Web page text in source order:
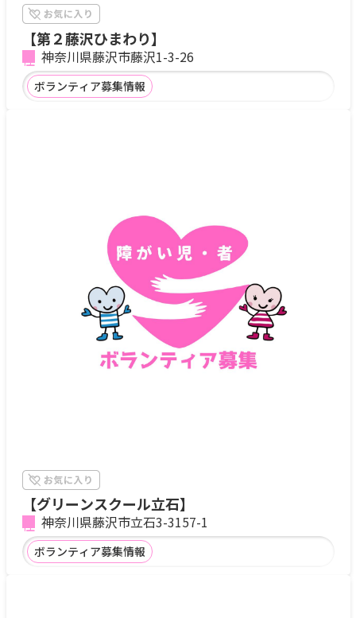
【第２藤沢ひまわり】
神奈川県藤沢市藤沢1-3-26
ボランティア募集情報
【グリーンスクール立石】
神奈川県藤沢市立石3-3157-1
ボランティア募集情報